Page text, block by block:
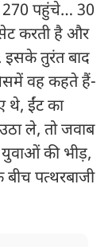
270 पहुंचे… 30
सेट करती है और
इसके तुरंत बाद
वह कहते हैं-
थे, ईंट का
ले, तो जवाब
युवाओं की भीड़,
पत्थरबाजी